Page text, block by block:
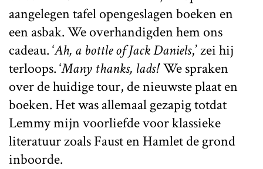
aangelegen tafel opengeslagen boeken en
een asbak. We overhandigden hem ons
cadeau. ‘Ah, a bottle of Jack Daniels,’ zei hij
terloops. ‘Many thanks, lads!’ We spraken
over de huidige tour, de nieuwste plaat en
boeken. Het was allemaal gezapig totdat
Lemmy mijn voorliefde voor klassieke
literatuur zoals Faust en Hamlet de grond
inboorde.